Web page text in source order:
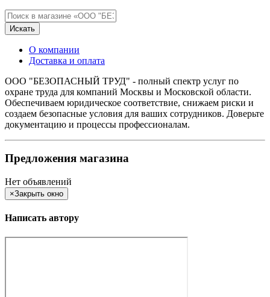
Искать
О компании
Доставка и оплата
ООО "БЕЗОПАСНЫЙ ТРУД" - полный спектр услуг по
охране труда для компаний Москвы и Московской области.
Обеспечиваем юридическое соответствие, снижаем риски и
создаем безопасные условия для ваших сотрудников. Доверьте
документацию и процессы профессионалам.
Предложения магазина
Нет объявлений
×Закрыть окно
Написать автору